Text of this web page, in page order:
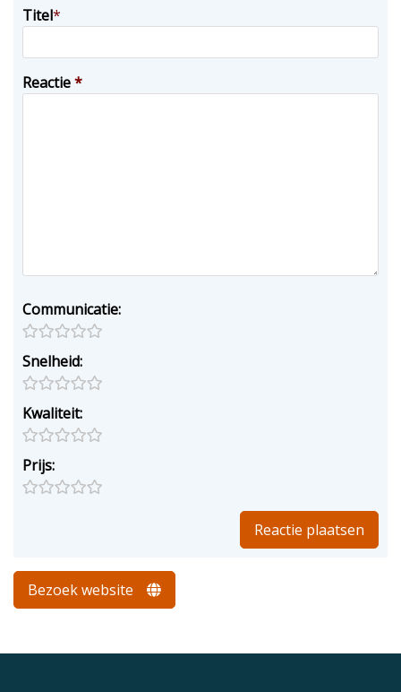
Titel*
Reactie*
Communicatie:
Snelheid:
Kwaliteit:
Prijs:
Bezoek website